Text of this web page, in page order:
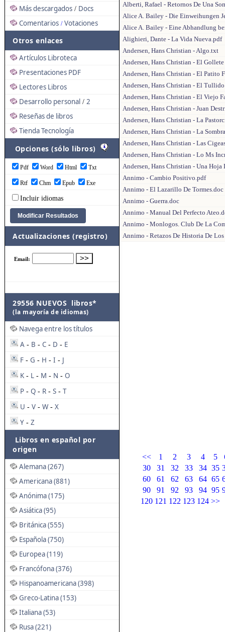
Más descargados / Docs
Comentarios / Votaciones
Otros enlaces
Artículos Libroteca
Presentaciones PDF
Lectores Libros
Desarrollo personal / 2
Reseñas de libros
Tienda Tecnología
Opciones (sólo libros)
Pdf Word Html Txt
Rtf Chm Epub Exe
Incluir idiomas
Actualizaciones (registro)
29556 NUEVOS libros*
(la mayoría de idiomas)
Navega entre los títulos
A - B - C - D - E
F - G - H - I - J
K - L - M - N - O
P - Q - R - S - T
U - V - W - X
Y - Z
Libros en español por
origen
Alemana (267)
Americana (881)
Anónima (175)
Asiática (95)
Británica (555)
Española (750)
Europea (119)
Francófona (376)
Hispanoamericana (398)
Greco-Latina (153)
Italiana (53)
Rusa (221)
Alberti, Rafael - Retornos De Una
Alice A. Bailey - Die Einweihungen
Alice A. Bailey - Eine Abhandlung
Alighieri, Dante - La Vida Nueva.pdf
Andersen, Hans Christian - Algo.txt
Andersen, Hans Christian - El
Andersen, Hans Christian - El Patito
Andersen, Hans Christian - El
Andersen, Hans Christian - El Viejo
Andersen, Hans Christian - Juan
Andersen, Hans Christian - La
Andersen, Hans Christian - La
Andersen, Hans Christian - Las
Andersen, Hans Christian - Lo Ms
Andersen, Hans Christian - Una
Annimo - Cambio Positivo.pdf
Annimo - El Lazarillo De Tormes.doc
Annimo - Guerra.doc
Annimo - Manual Del Perfecto
Annimo - Monlogos. Club De La
Annimo - Retazos De Historia De
<< 1 2 3 4 5
30
31 32 33 34 35
60
61 62 63 64 65
90
91 92 93 94 95
120 121 122 123 124 >>